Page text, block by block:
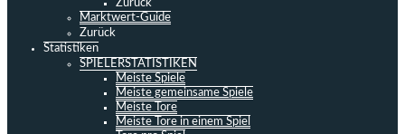
Zurück
Marktwert-Guide
Zurück
Statistiken
SPIELERSTATISTIKEN
Meiste Spiele
Meiste gemeinsame Spiele
Meiste Tore
Meiste Tore in einem Spiel